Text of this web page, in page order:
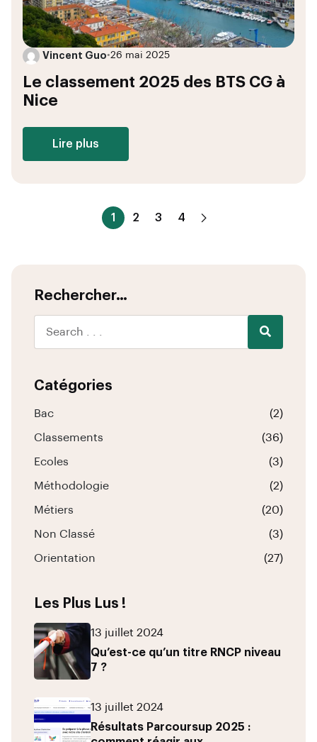
Vincent Guo•26 mai 2025
Le classement 2025 des BTS CG à
Nice
Lire plus
1 2 3 4
Rechercher…
Catégories
Bac (2)
Classements (36)
Ecoles (3)
Méthodologie (2)
Métiers (20)
Non Classé (3)
Orientation (27)
Les Plus Lus !
13 juillet 2024
Qu’est-ce qu’un titre RNCP niveau
7 ?
13 juillet 2024
Résultats Parcoursup 2025 :